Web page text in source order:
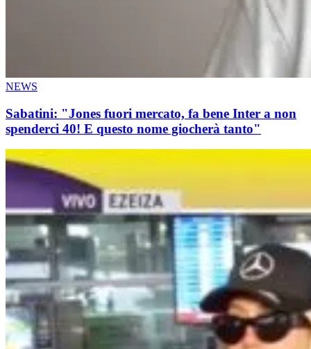
NEWS
Sabatini: "Jones fuori mercato, fa bene Inter a non
spenderci 40! E questo nome giocherà tanto"